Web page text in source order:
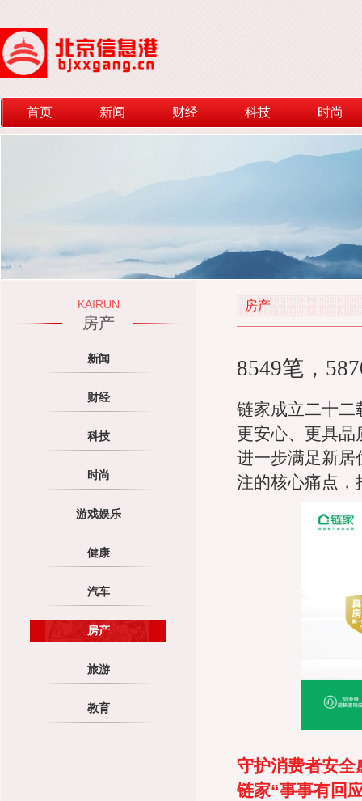
首页 新闻 财经 科技 时尚
KAIRUN
房产
新闻
财经
科技
时尚
游戏娱乐
健康
汽车
房产
旅游
教育
房产
8549笔，
链家成立二十二
更安心、更具
进一步满足新居
注的核心痛点，
守护消费者安全
链家“事事有回